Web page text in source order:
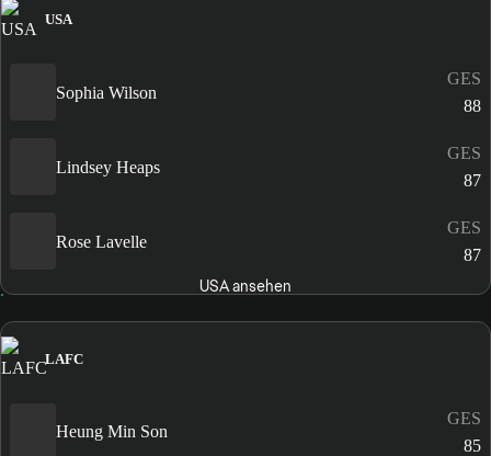
USA
Sophia Wilson
GES
88
Lindsey Heaps
GES
87
Rose Lavelle
GES
87
USA ansehen
LAFC
Heung Min Son
GES
85